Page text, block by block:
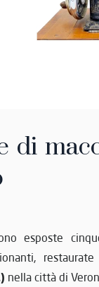
di
esposte
nella città di